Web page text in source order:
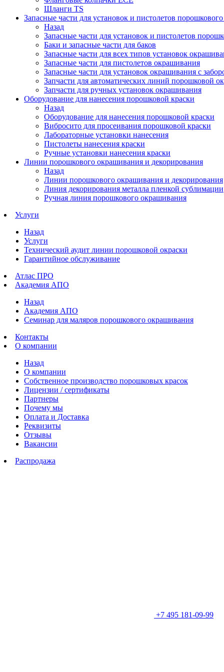
Шланги TS
Запасные части для установок и пистолетов
Назад
Запасные части для установок и пистолетов
Баки и запасные части для баков
Запасные части для всех типов установок
Запасные части для пистолетов окрашивания
Запасные части для установок окрашивания с
Запчасти для автоматических линий порошковой
Запчасти для ручных установок окрашивания
Оборудование для нанесения порошковой краски
Назад
Оборудование для нанесения порошковой краски
Вибросито для просеивания порошковой краски
Лабораторные установки нанесения
Пистолеты нанесения краски
Ручные установки нанесения краски
Линии порошкового окрашивания и декорирования
Назад
Линии порошкового окрашивания и декорирования
Линия декорирования металла пленкой сублимации
Ручная линия порошкового окрашивания
Услуги
Назад
Услуги
Технический аудит линии порошковой окраски
Гарантийное обслуживание
Атлас ПРО
Академия АПО
Назад
Академия АПО
Семинар для маляров порошкового окрашивания
Контакты
О компании
Назад
О компании
Собственное производство порошковых красок
Лицензии / сертификаты
Партнеры
Почему мы
Оплата и Доставка
Реквизиты
Отзывы
Вакансии
Распродажа
+7 495 181-09-99